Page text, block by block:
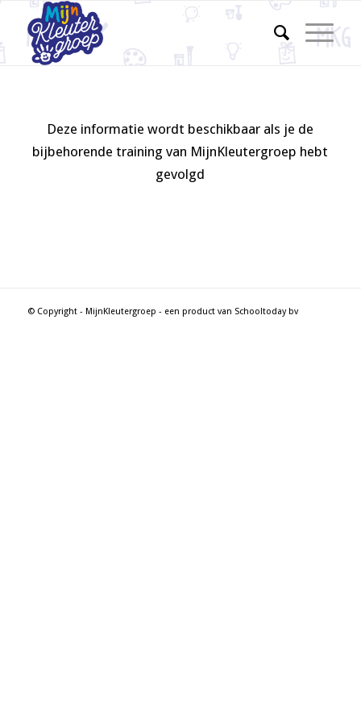
Deze informatie wordt beschikbaar als je de
bijbehorende training van MijnKleutergroep hebt
gevolgd
© Copyright - MijnKleutergroep - een product van Schooltoday bv